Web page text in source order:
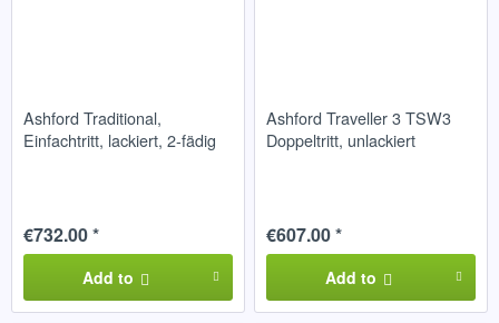
Ashford Traditional,
Einfachtritt, lackiert, 2-fädig
€732.00 *
Add to
Ashford Traveller 3 TSW3
Doppeltritt, unlackiert
€607.00 *
Add to